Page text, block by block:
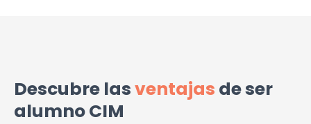
Descubre lasventajas de ser
alumno CIM